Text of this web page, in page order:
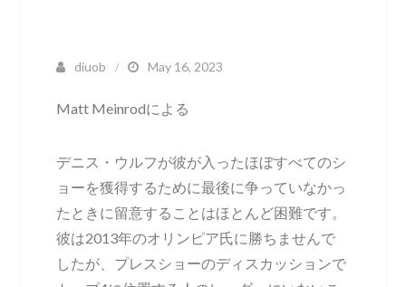
diuob May 16, 2023
Matt Meinrodによる
デニス・ウルフが彼が入ったほぼすべてのシ
ョーを獲得するために最後に争っていなかっ
たときに留意することはほとんど困難です。
彼は2013年のオリンピア氏に勝ちませんで
したが、プレスショーのディスカッションで